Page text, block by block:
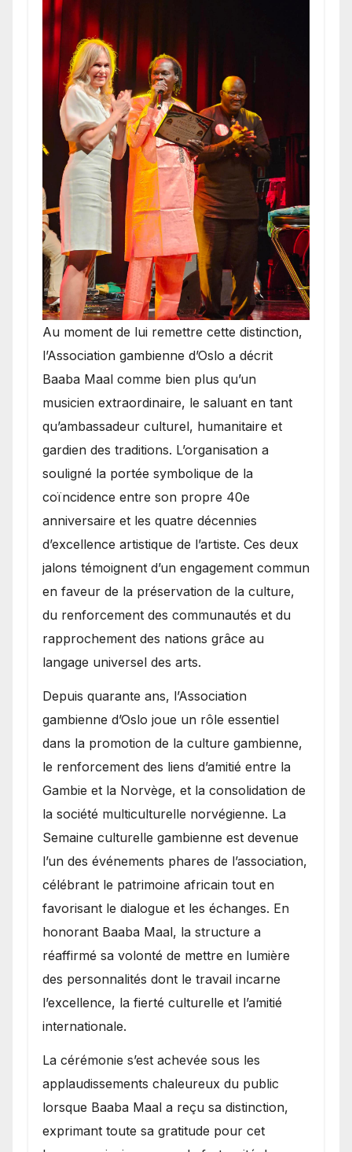
​Au moment de lui remettre cette distinction,
l’Association gambienne d’Oslo a décrit
Baaba Maal comme bien plus qu’un
musicien extraordinaire, le saluant en tant
qu’ambassadeur culturel, humanitaire et
gardien des traditions. L’organisation a
souligné la portée symbolique de la
coïncidence entre son propre 40e
anniversaire et les quatre décennies
d’excellence artistique de l’artiste. Ces deux
jalons témoignent d’un engagement commun
en faveur de la préservation de la culture,
du renforcement des communautés et du
rapprochement des nations grâce au
langage universel des arts.
​Depuis quarante ans, l’Association
gambienne d’Oslo joue un rôle essentiel
dans la promotion de la culture gambienne,
le renforcement des liens d’amitié entre la
Gambie et la Norvège, et la consolidation de
la société multiculturelle norvégienne. La
Semaine culturelle gambienne est devenue
l’un des événements phares de l’association,
célébrant le patrimoine africain tout en
favorisant le dialogue et les échanges. En
honorant Baaba Maal, la structure a
réaffirmé sa volonté de mettre en lumière
des personnalités dont le travail incarne
l’excellence, la fierté culturelle et l’amitié
internationale.
​La cérémonie s’est achevée sous les
applaudissements chaleureux du public
lorsque Baaba Maal a reçu sa distinction,
exprimant toute sa gratitude pour cet